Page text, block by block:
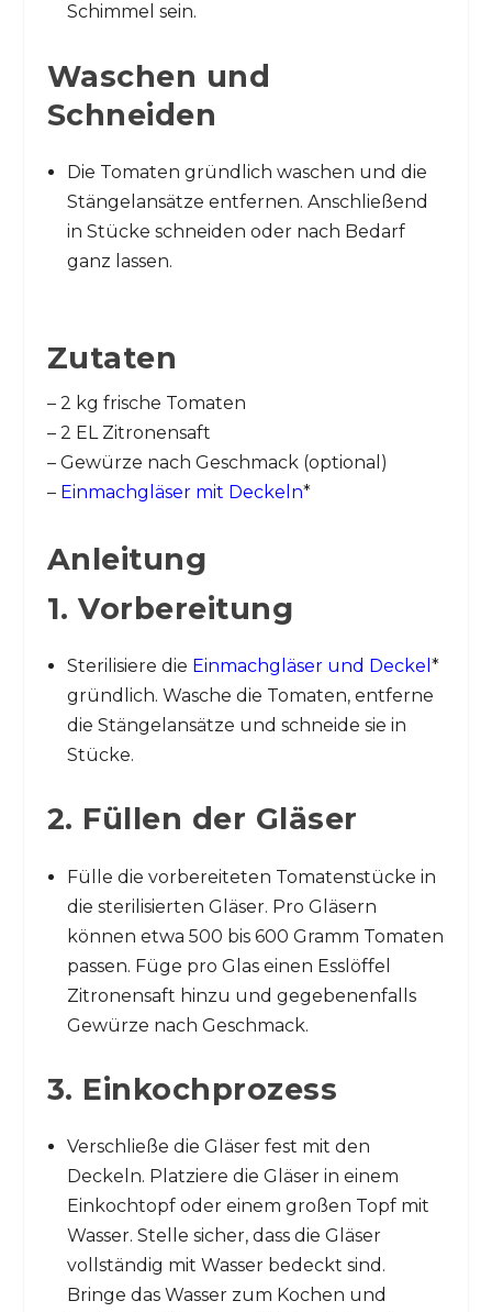
Schimmel sein.
Waschen und
Schneiden
Die Tomaten gründlich waschen und die
Stängelansätze entfernen. Anschließend
in Stücke schneiden oder nach Bedarf
ganz lassen.
Zutaten
– 2 kg frische Tomaten
– 2 EL Zitronensaft
– Gewürze nach Geschmack (optional)
– Einmachgläser mit Deckeln*
Anleitung
1. Vorbereitung
Sterilisiere die Einmachgläser und Deckel *
gründlich. Wasche die Tomaten, entferne
die Stängelansätze und schneide sie in
Stücke.
2. Füllen der Gläser
Fülle die vorbereiteten Tomatenstücke in
die sterilisierten Gläser. Pro Gläsern
können etwa 500 bis 600 Gramm Tomaten
passen. Füge pro Glas einen Esslöffel
Zitronensaft hinzu und gegebenenfalls
Gewürze nach Geschmack.
3. Einkochprozess
Verschließe die Gläser fest mit den
Deckeln. Platziere die Gläser in einem
Einkochtopf oder einem großen Topf mit
Wasser. Stelle sicher, dass die Gläser
vollständig mit Wasser bedeckt sind.
Bringe das Wasser zum Kochen und